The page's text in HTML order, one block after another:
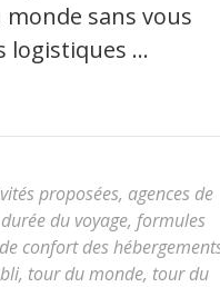
sans vous
logistiques …
proposées, agences de
durée du voyage, formules
confort des
, tour du monde, tour du